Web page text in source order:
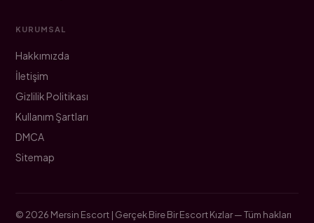
KURUMSAL
Hakkımızda
İletişim
Gizlilik Politikası
Kullanım Şartları
DMCA
Sitemap
© 2026 Mersin Escort | Gerçek Bire Bir Escort Kızlar — Tüm hakları